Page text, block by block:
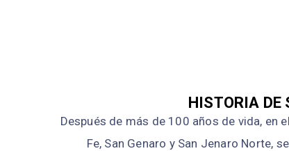
HISTORIA DE
Después de más de 100 años de vida, en
Fe, San Genaro y San Jenaro Norte,